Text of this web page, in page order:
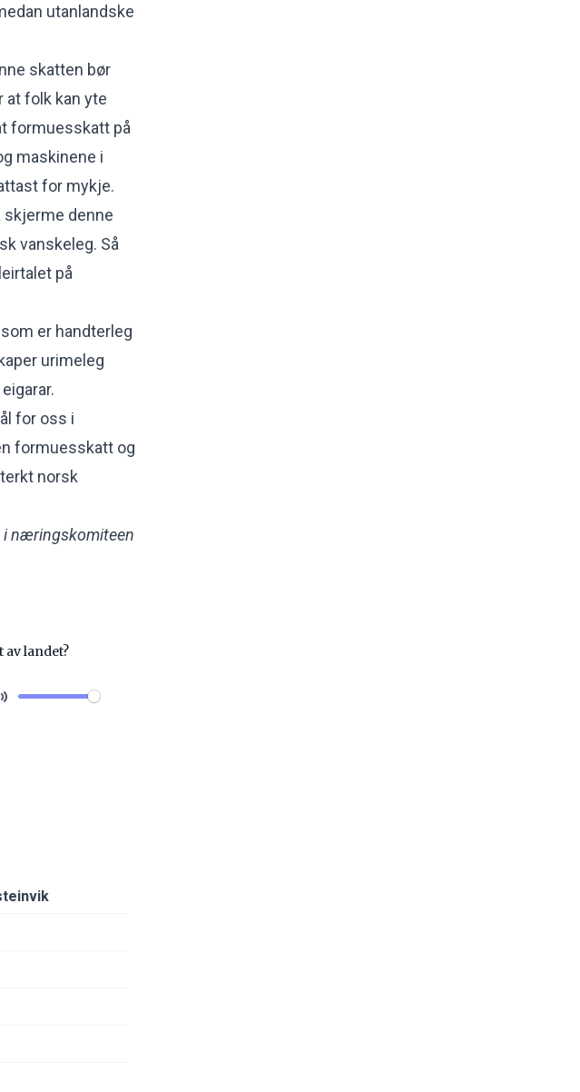
utanlandske
skatten bør
at folk kan yte
formuesskatt på
maskinene i
for mykje.
skjerme denne
vanskeleg. Så
på
er handterleg
urimeleg
for oss i
formuesskatt og
norsk
i næringskomiteen
av landet?